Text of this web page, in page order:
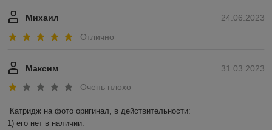
24.06.2023
Михаил
Отлично
31.03.2023
Максим
Очень плохо
Катридж на фото оригинал, в действительности:
1) его нет в наличии.